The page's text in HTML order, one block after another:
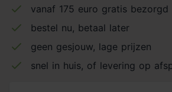
vanaf 175 euro gratis bezorgd
bestel nu, betaal later
geen gesjouw, lage prijzen
snel in huis, of levering op